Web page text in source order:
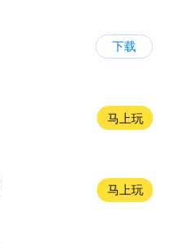
下载
马上玩
马上玩